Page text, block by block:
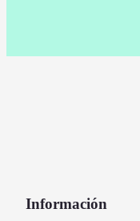
Información